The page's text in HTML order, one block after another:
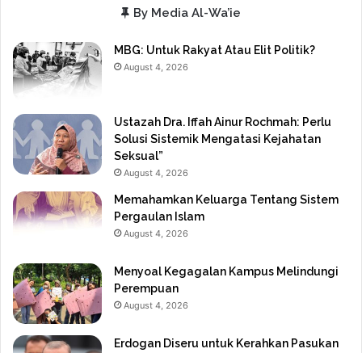
By Media Al-Wa’ie
MBG: Untuk Rakyat Atau Elit Politik?
August 4, 2026
Ustazah Dra. Iffah Ainur Rochmah: Perlu
Solusi Sistemik Mengatasi Kejahatan
Seksual”
August 4, 2026
Memahamkan Keluarga Tentang Sistem
Pergaulan Islam
August 4, 2026
Menyoal Kegagalan Kampus Melindungi
Perempuan
August 4, 2026
Erdogan Diseru untuk Kerahkan Pasukan